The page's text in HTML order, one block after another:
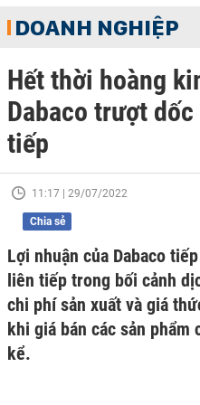
DOANH NGHIỆP
Hết thời hoàng
Dabaco trượt
tiếp
11:17 | 29/07/2022
Chia sẻ
Lợi nhuận của Dabaco
liên tiếp trong bối cảnh
chi phí sản xuất và giá
khi giá bán các sản phẩm
kể.